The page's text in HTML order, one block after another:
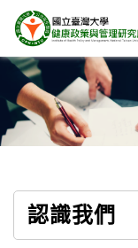
認識我們